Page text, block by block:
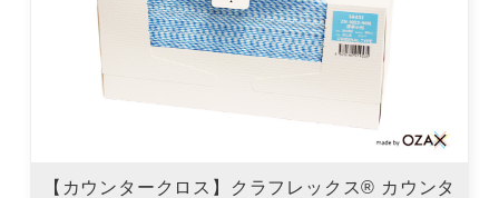
【カウンタークロス】クラフレックス® カウンタ